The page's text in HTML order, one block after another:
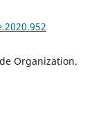
Organization.